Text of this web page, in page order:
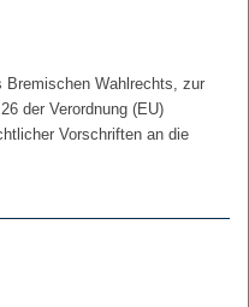
Bremischen Wahlrechts, zur
der Verordnung (EU)
Vorschriften an die